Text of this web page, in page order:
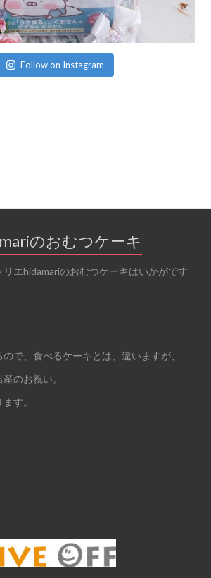
Follow on Instagram
のおむつケーキ
エhidamariのおむつケーキはいかがです
で、食べるケーキとは、違いますが、
のお祝い。
す。